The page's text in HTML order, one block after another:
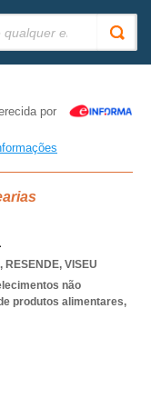
por
, RESENDE, VISEU
não
produtos alimentares,